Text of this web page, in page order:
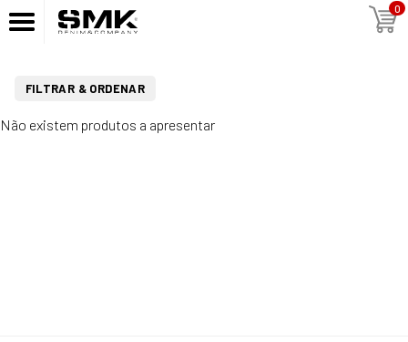
0
FILTRAR & ORDENAR
Não existem produtos a apresentar